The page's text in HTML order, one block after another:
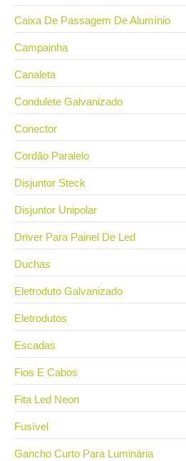
Caixa De Passagem De Alumínio
Campainha
Canaleta
Condulete Galvanizado
Conector
Cordão Paralelo
Disjuntor Steck
Disjuntor Unipolar
Driver Para Painel De Led
Duchas
Eletroduto Galvanizado
Eletrodutos
Escadas
Fios E Cabos
Fita Led Neon
Fusível
Gancho Curto Para Luminária